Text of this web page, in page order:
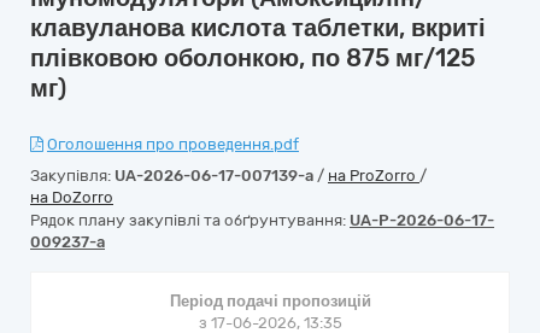
клавуланова кислота таблетки, вкриті
плівковою оболонкою, по 875 мг/125
мг)
Оголошення про проведення.pdf
Закупівля: UA-2026-06-17-007139-a / на ProZorro /
на DoZorro
Рядок плану закупівлі та обґрунтування: UA-P-2026-06-17-
009237-a
Період подачі пропозицій
з 17-06-2026, 13:35